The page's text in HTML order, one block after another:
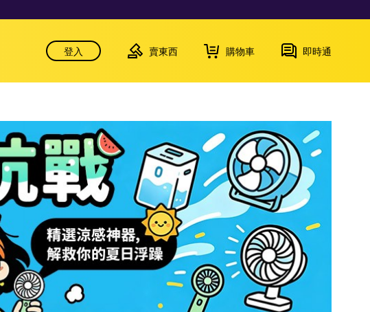
登入 賣東西 購物車 即時通